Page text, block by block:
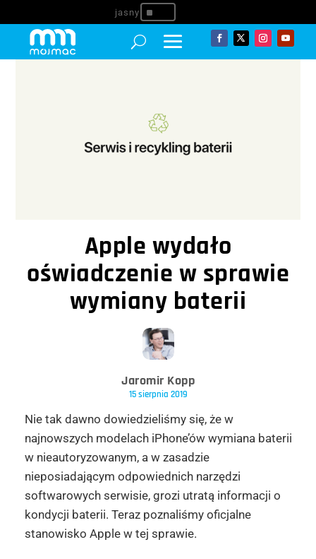
^
Apple wydało
oświadczenie w sprawie
wymiany baterii
Jaromir Kopp
15 sierpnia 2019
Nie tak dawno dowiedzieliśmy się, że w
najnowszych modelach iPhone’ów wymiana baterii
w nieautoryzowanym, a w zasadzie
nieposiadającym odpowiednich narzędzi
softwarowych serwisie, grozi utratą informacji o
kondycji baterii. Teraz poznaliśmy oficjalne
stanowisko Apple w tej sprawie.